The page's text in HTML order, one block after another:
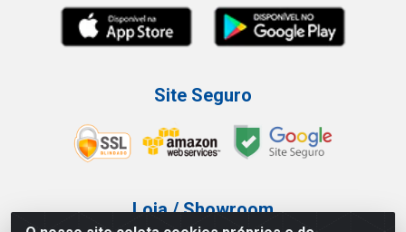
Site Seguro
Loja / Showroom